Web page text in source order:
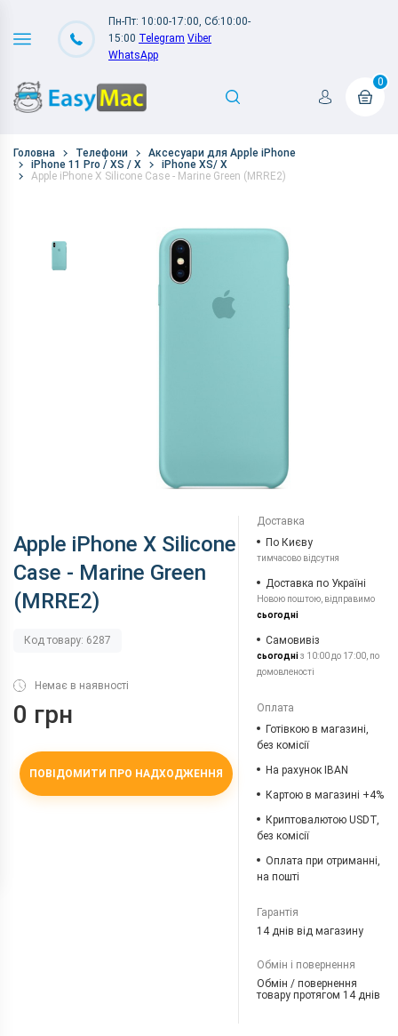
Пн-Пт: 10:00-17:00, Сб:10:00-
15:00 Telegram Viber
WhatsApp
0
Головна Телефони
Аксесуари для Apple iPhone
iPhone 11 Pro / XS / X
iPhone XS/ X
Apple iPhone X Silicone Case - Marine Green (MRRE2)
Apple iPhone X Silicone
Case - Marine Green
(MRRE2)
Код товару: 6287
Немає в наявності
0 грн
ПОВІДОМИТИ ПРО НАДХОДЖЕННЯ
Доставка
По Києву
тимчасово відсутня
Доставка по Україні
Новою поштою, відправимо
сьогодні
Самовивіз
сьогодніз 10:00 до 17:00, по
домовленості
Оплата
Готівкою в магазині,
без комісії
На рахунок IBAN
Картою в магазині +4%
Криптовалютою USDT,
без комісії
Оплата при отриманні,
на пошті
Гарантія
14 днів від магазину
Обмін і повернення
Обмін / повернення
товару протягом 14 днів